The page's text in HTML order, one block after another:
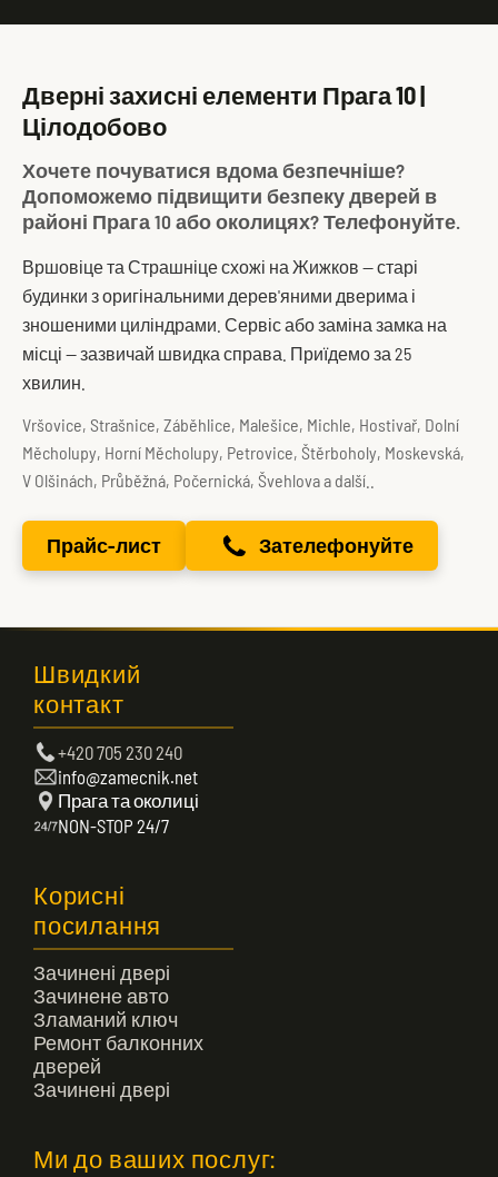
Дверні захисні елементи Прага 10 |
Цілодобово
Хочете почуватися вдома безпечніше?
Допоможемо підвищити безпеку дверей в
районі Прага 10 або околицях? Телефонуйте.
Вршовіце та Страшніце схожі на Жижков — старі
будинки з оригінальними дерев'яними дверима і
зношеними циліндрами. Сервіс або заміна замка на
місці — зазвичай швидка справа. Приїдемо за 25
хвилин.
Vršovice, Strašnice, Záběhlice, Malešice, Michle, Hostivař, Dolní
Měcholupy, Horní Měcholupy, Petrovice, Štěrboholy, Moskevská,
V Olšinách, Průběžná, Počernická, Švehlova a další..
Прайс-лист Зателефонуйте
Швидкий
контакт
+420 705 230 240
info@zamecnik.net
Прага та околиці
NON-STOP 24/7
Корисні
посилання
Зачинені двері
Зачинене авто
Зламаний ключ
Ремонт балконних
дверей
Зачинені двері
Ми до ваших послуг: